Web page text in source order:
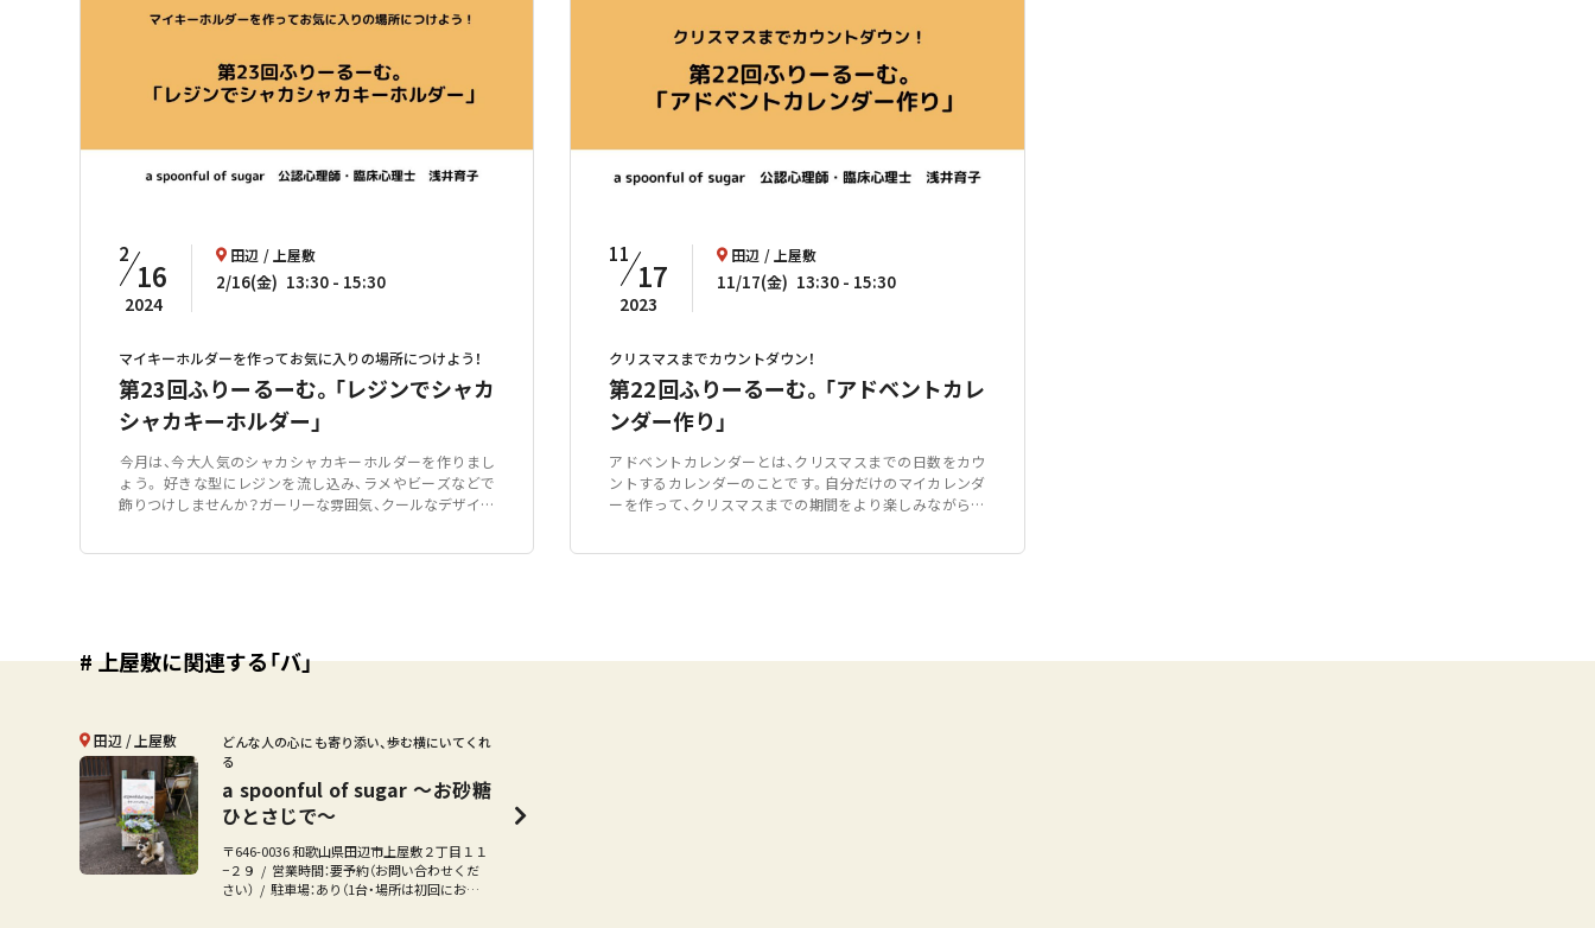
2
16
2024
田辺 上屋敷
2/16(金) 13:30 15:30
マイキーホルダーを作ってお気に入りの場所につけよう！
第23回ふりーるーむ。「レジンでシャカ
シャカキーホルダー」
⁡今月は、今大人気のシャカシャカキーホルダーを作りまし
ょう。 好きな型にレジンを流し込み、ラメやビーズなどで
飾りつけしませんか？ガーリーな雰囲気、クールなデザイン
11
17
2023
田辺 上屋敷
11/17(金) 13:30 15:30
クリスマスまでカウントダウン！
第22回ふりーるーむ。「アドベントカレ
ンダー作り」
アドベントカレンダーとは、クリスマスまでの日数をカウ
ントするカレンダーのことです。自分だけのマイカレンダ
ーを作って、クリスマスまでの期間をより楽しみながら過
# 上屋敷に関連する「バ」
田辺 上屋敷
どんな人の心にも寄り添い、歩む横にいてくれ
る
a spoonful of sugar ～お砂糖
ひとさじで～
〒646-0036 和歌山県田辺市上屋敷２丁目１１
−２９
営業時間：要予約（お問い合わせくだ
さい）
駐車場：あり（1台・場所は初回にお伝